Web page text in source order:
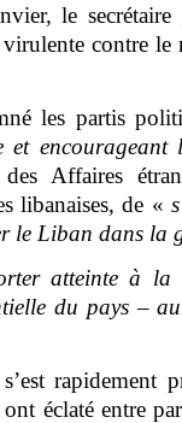
le
contre le
les partis
et encourageant
Affaires
libanaises, de «
le Liban dans la
atteinte à la
du pays –
rapidement
éclaté entre